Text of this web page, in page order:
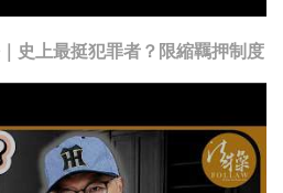
史上最挺犯罪者？限縮羈押制度